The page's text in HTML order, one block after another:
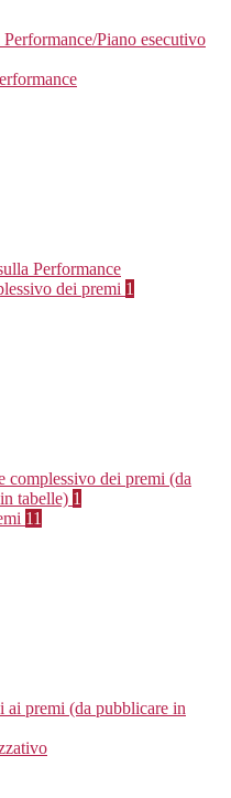
Piano esecutivo
Performance
dei premi 1
complessivo dei premi (da
tabelle) 1
11
ai premi (da pubblicare in